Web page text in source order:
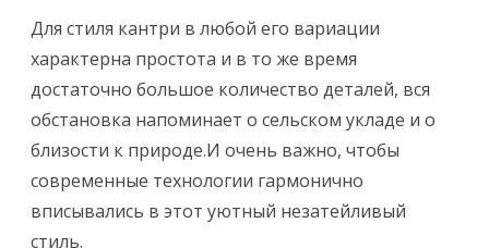
Для стиля кантри в любой его вариации
характерна простота и в то же время
достаточно большое количество деталей, вся
обстановка напоминает о сельском укладе и о
близости к природе.И очень важно, чтобы
современные технологии гармонично
вписывались в этот уютный незатейливый
стиль.